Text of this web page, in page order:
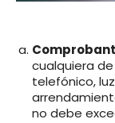
cualquiera
telefónico,
no debe